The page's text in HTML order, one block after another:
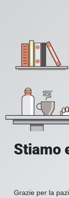
Stiamo
Grazie per la